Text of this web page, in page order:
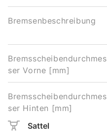
Bremsenbeschreibung
Bremsscheibendurchmes
ser Vorne [mm]
Bremsscheibendurchmes
ser Hinten [mm]
Sattel